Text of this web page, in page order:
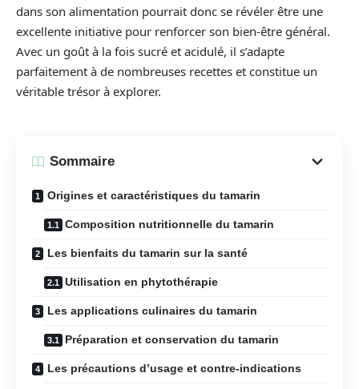
dans son alimentation pourrait donc se révéler être une
excellente initiative pour renforcer son bien-être général.
Avec un goût à la fois sucré et acidulé, il s’adapte
parfaitement à de nombreuses recettes et constitue un
véritable trésor à explorer.
Sommaire
Origines et caractéristiques du tamarin
Composition nutritionnelle du tamarin
Les bienfaits du tamarin sur la santé
Utilisation en phytothérapie
Les applications culinaires du tamarin
Préparation et conservation du tamarin
Les précautions d’usage et contre-indications